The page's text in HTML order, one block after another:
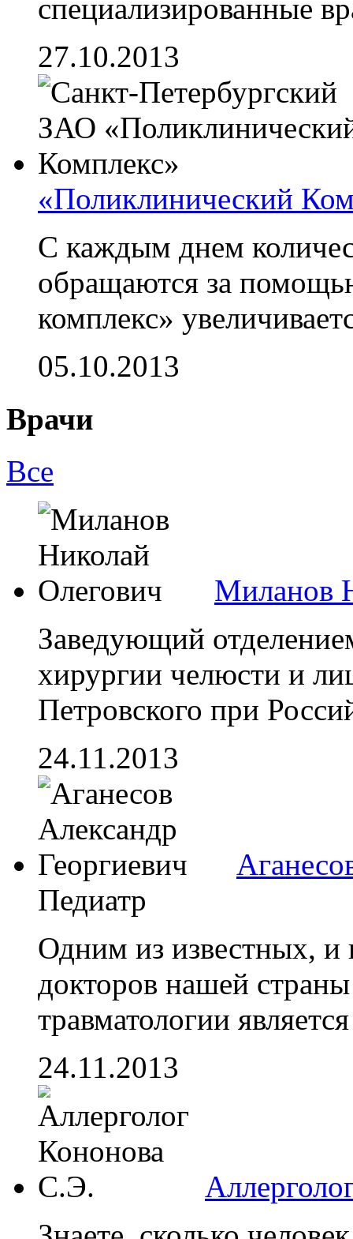
специализированные
27.10.2013
«Поликлинический
С каждым днем
обращаются за
комплекс»
05.10.2013
Врачи
Все
Миланов
Заведующий
хирургии челюсти и
Петровского при
24.11.2013
Педиатр
Одним из известных,
докторов нашей
травматологии
24.11.2013